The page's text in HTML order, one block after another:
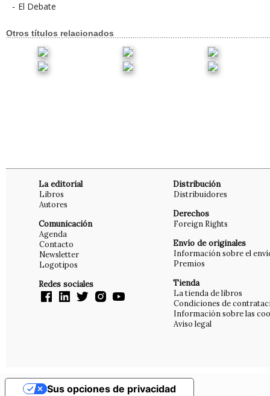
- El Debate
Otros títulos relacionados
La editorial
Libros
Autores
Comunicación
Agenda
Contacto
Newsletter
Logotipos
Redes sociales
Distribución
Distribuidores
Derechos
Foreign Rights
Envío de originales
Información sobre el
Premios
Tienda
La tienda de libros
Condiciones de
Información sobre las
Aviso legal
Sus opciones de privacidad